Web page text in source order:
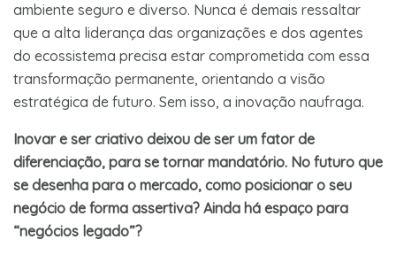
ambiente seguro e diverso. Nunca é demais ressaltar
que a alta liderança das organizações e dos agentes
do ecossistema precisa estar comprometida com essa
transformação permanente, orientando a visão
estratégica de futuro. Sem isso, a inovação naufraga.
Inovar e ser criativo deixou de ser um fator de
diferenciação, para se tornar mandatório. No futuro que
se desenha para o mercado, como posicionar o seu
negócio de forma assertiva? Ainda há espaço para
“negócios legado”?